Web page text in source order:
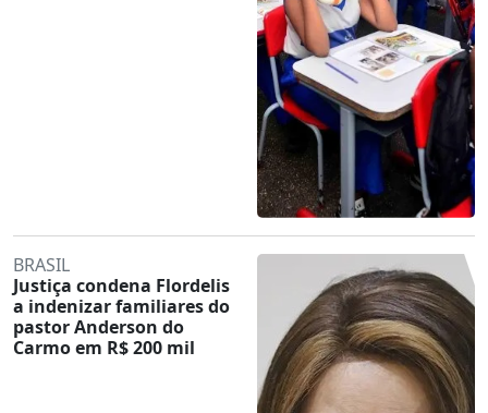
BRASIL
Justiça condena Flordelis
a indenizar familiares do
pastor Anderson do
Carmo em R$ 200 mil